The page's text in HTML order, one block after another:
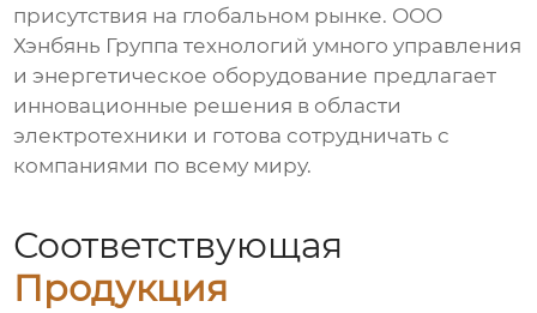
присутствия на глобальном рынке. ООО
Хэнбянь Группа технологий умного управления
и энергетическое оборудование предлагает
инновационные решения в области
электротехники и готова сотрудничать с
компаниями по всему миру.
Соответствующая
Продукция